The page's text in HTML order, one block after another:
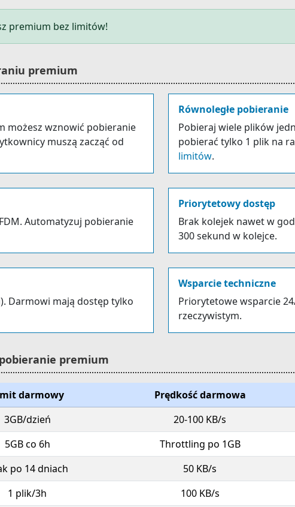
premium bez limitów!
premium
możesz wznowić pobieranie
muszą zacząć od
Równoległe pobieranie
Pobieraj wiele plików
pobierać tylko 1 plik na
limitów.
Automatyzuj pobieranie
Priorytetowy dostęp
Brak kolejek nawet w
300 sekund w kolejce.
Darmowi mają dostęp tylko
Wsparcie techniczne
Priorytetowe wsparcie
rzeczywistym.
premium
darmowy
Prędkość darmowa
3GB/dzień
20-100 KB/s
5GB co 6h
Throttling po 1GB
po 14 dniach
50 KB/s
1 plik/3h 100 KB/s